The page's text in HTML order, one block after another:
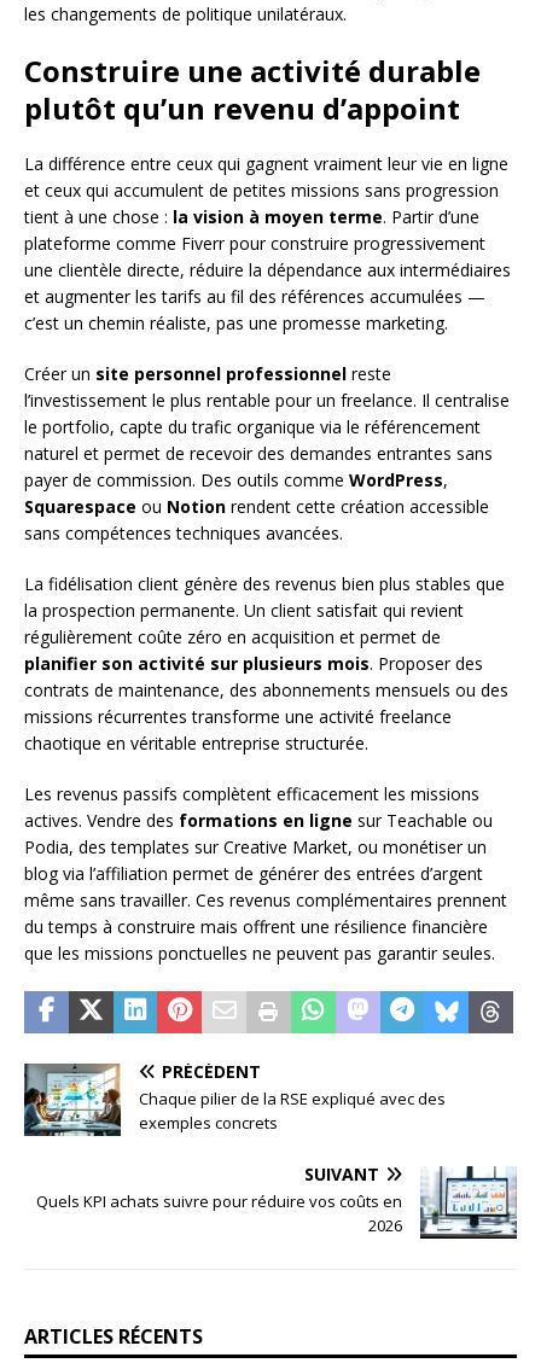
les changements de politique unilatéraux.
Construire une activité durable
plutôt qu’un revenu d’appoint
La différence entre ceux qui gagnent vraiment leur vie en ligne
et ceux qui accumulent de petites missions sans progression
tient à une chose : la vision à moyen terme. Partir d’une
plateforme comme Fiverr pour construire progressivement
une clientèle directe, réduire la dépendance aux intermédiaires
et augmenter les tarifs au fil des références accumulées —
c’est un chemin réaliste, pas une promesse marketing.
Créer un site personnel professionnel reste
l’investissement le plus rentable pour un freelance. Il centralise
le portfolio, capte du trafic organique via le référencement
naturel et permet de recevoir des demandes entrantes sans
payer de commission. Des outils comme WordPress,
Squarespace ou Notion rendent cette création accessible
sans compétences techniques avancées.
La fidélisation client génère des revenus bien plus stables que
la prospection permanente. Un client satisfait qui revient
régulièrement coûte zéro en acquisition et permet de
planifier son activité sur plusieurs mois. Proposer des
contrats de maintenance, des abonnements mensuels ou des
missions récurrentes transforme une activité freelance
chaotique en véritable entreprise structurée.
Les revenus passifs complètent efficacement les missions
actives. Vendre des formations en ligne sur Teachable ou
Podia, des templates sur Creative Market, ou monétiser un
blog via l’affiliation permet de générer des entrées d’argent
même sans travailler. Ces revenus complémentaires prennent
du temps à construire mais offrent une résilience financière
que les missions ponctuelles ne peuvent pas garantir seules.
PRÉCÉDENT
Chaque pilier de la RSE expliqué avec des
exemples concrets
SUIVANT
Quels KPI achats suivre pour réduire vos coûts en
2026
ARTICLES RÉCENTS